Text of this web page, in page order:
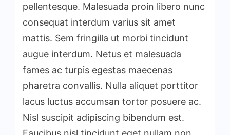
pellentesque. Malesuada proin libero nunc
consequat interdum varius sit amet
mattis. Sem fringilla ut morbi tincidunt
augue interdum. Netus et malesuada
fames ac turpis egestas maecenas
pharetra convallis. Nulla aliquet porttitor
lacus luctus accumsan tortor posuere ac.
Nisl suscipit adipiscing bibendum est.